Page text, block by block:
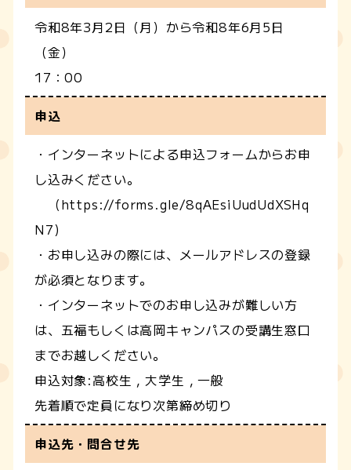
令和8年3月2日（月）から令和8年6月5日
（金）
17：00
申込
・インターネットによる申込フォームからお申
し込みください。
（https://forms.gle/8qAEsiUudUdXSHq
N7)
・お申し込みの際には、メールアドレスの登録
が必須となります。
・インターネットでのお申し込みが難しい方
は、五福もしくは高岡キャンパスの受講生窓口
までお越しください。
申込対象:高校生，大学生，一般
先着順で定員になり次第締め切り
申込先・問合せ先